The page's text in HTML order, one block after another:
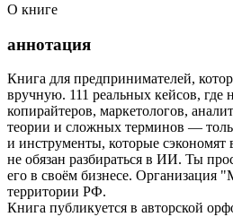
О книге
аннотация
Книга для предпринимателей,
вручную. 111 реальных кейсов, где
копирайтеров, маркетологов,
теории и сложных терминов —
и инструменты, которые
не обязан разбираться в ИИ. Ты
его в своём бизнесе. Организация
территории РФ.
Книга публикуется в авторской